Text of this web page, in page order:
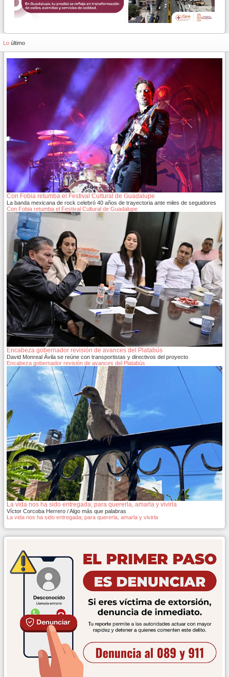
Lo último
Con Fobia retumba el Festival Cultural de Guadalupe
La banda mexicana de rock celebró 40 años de trayectoria ante miles de seguidores
Con Fobia retumba el Festival Cultural de Guadalupe
Encabeza gobernador revisión de avances del Platabús
David Monreal Ávila se reúne con transportistas y directivos del proyecto
Encabeza gobernador revisión de avances del Platabús
La vida nos ha sido entregada; para quererla, amarla y vivirla
Víctor Corcoba Herrero / Algo más que palabras
La vida nos ha sido entregada; para quererla, amarla y vivirla